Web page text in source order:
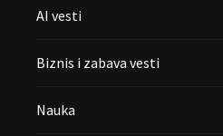
AI vesti
Biznis i zabava vesti
Nauka